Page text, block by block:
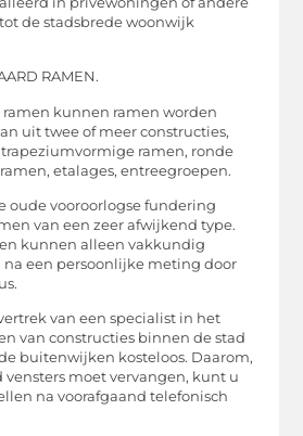
de stadsbrede woonwijk
RAMEN.
kunnen ramen worden
​​uit twee of meer constructies,
trapeziumvormige ramen, ronde
etalages, entreegroepen.
oude vooroorlogse fundering
van een zeer afwijkend type.
kunnen alleen vakkundig
een persoonlijke meting door
van een specialist in het
van constructies binnen de stad
buitenwijken kosteloos. Daarom,
vensters moet vervangen, kunt u
na voorafgaand telefonisch